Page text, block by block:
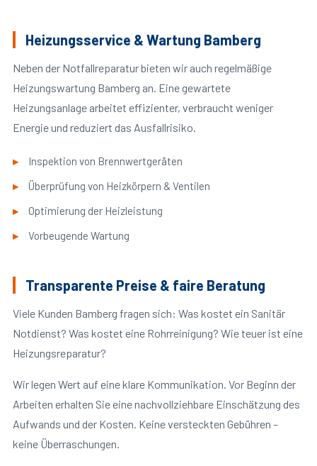
Heizungsservice & Wartung Bamberg
Neben der Notfallreparatur bieten wir auch regelmäßige
Heizungswartung Bamberg an. Eine gewartete
Heizungsanlage arbeitet effizienter, verbraucht weniger
Energie und reduziert das Ausfallrisiko.
Inspektion von Brennwertgeräten
Überprüfung von Heizkörpern & Ventilen
Optimierung der Heizleistung
Vorbeugende Wartung
Transparente Preise & faire Beratung
Viele Kunden Bamberg fragen sich: Was kostet ein Sanitär
Notdienst? Was kostet eine Rohrreinigung? Wie teuer ist eine
Heizungsreparatur?
Wir legen Wert auf eine klare Kommunikation. Vor Beginn der
Arbeiten erhalten Sie eine nachvollziehbare Einschätzung des
Aufwands und der Kosten. Keine versteckten Gebühren –
keine Überraschungen.